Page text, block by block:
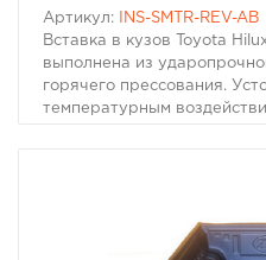
Артикул:
INS-SMTR-REV-AB
Вставка в кузов Toyota
выполнена из
горячего прессования.
температурным